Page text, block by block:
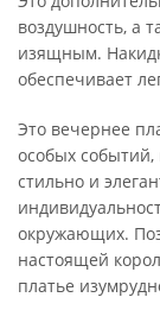
воздушность, а
изящным.
обеспечивает
Это вечернее
особых событий,
стильно и
окружающих.
настоящей
платье